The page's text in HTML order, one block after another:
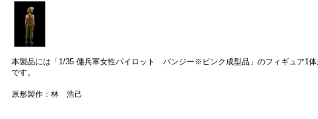
本製品には「1/35 傭兵軍女性パイロット パンジー※ピンク成型品」のフィギュア1体
です。
原形製作：林 浩己